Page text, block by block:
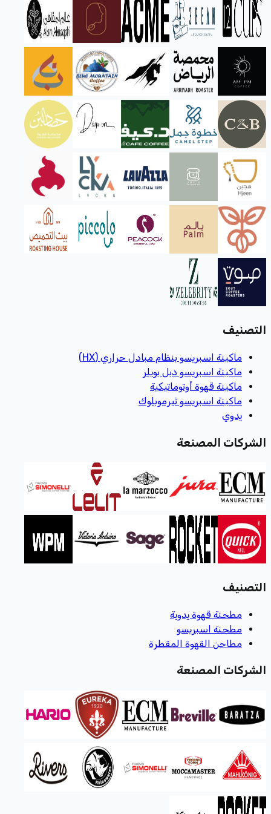
التصنيف
ماكينة اسبريسو بنظام مبادل حراري (HX)
ماكينة اسبريسو دبل بويلر
ماكينة قهوة أوتوماتيكية
ماكينة اسبريسو ثيرموبلوك
يدوي
الشركات المصنعة
التصنيف
مطحنة قهوة يدوية
مطحنة اسبريسو
مطاحن القهوة المقطرة
الشركات المصنعة